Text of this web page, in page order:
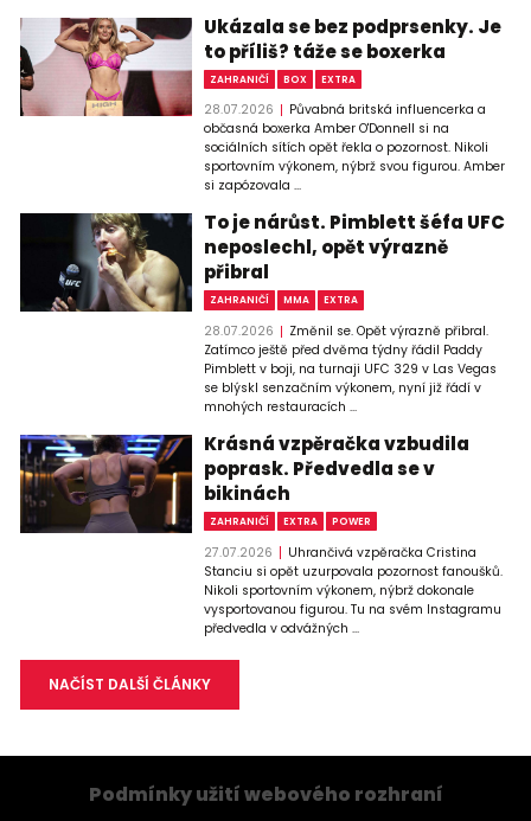
Ukázala se bez podprsenky. Je
to příliš? táže se boxerka
ZAHRANIČÍ BOX EXTRA
28.07.2026
Půvabná britská influencerka a
občasná boxerka Amber O'Donnell si na
sociálních sítích opět řekla o pozornost. Nikoli
sportovním výkonem, nýbrž svou figurou. Amber
si zapózovala ...
To je nárůst. Pimblett šéfa UFC
neposlechl, opět výrazně
přibral
ZAHRANIČÍ MMA EXTRA
28.07.2026
Změnil se. Opět výrazně přibral.
Zatímco ještě před dvěma týdny řádil Paddy
Pimblett v boji, na turnaji UFC 329 v Las Vegas
se blýskl senzačním výkonem, nyní již řádí v
mnohých restauracích ...
Krásná vzpěračka vzbudila
poprask. Předvedla se v
bikinách
ZAHRANIČÍ EXTRA POWER
27.07.2026
Uhrančivá vzpěračka Cristina
Stanciu si opět uzurpovala pozornost fanoušků.
Nikoli sportovním výkonem, nýbrž dokonale
vysportovanou figurou. Tu na svém Instagramu
předvedla v odvážných ...
NAČÍST DALŠÍ ČLÁNKY
Podmínky užití webového rozhraní